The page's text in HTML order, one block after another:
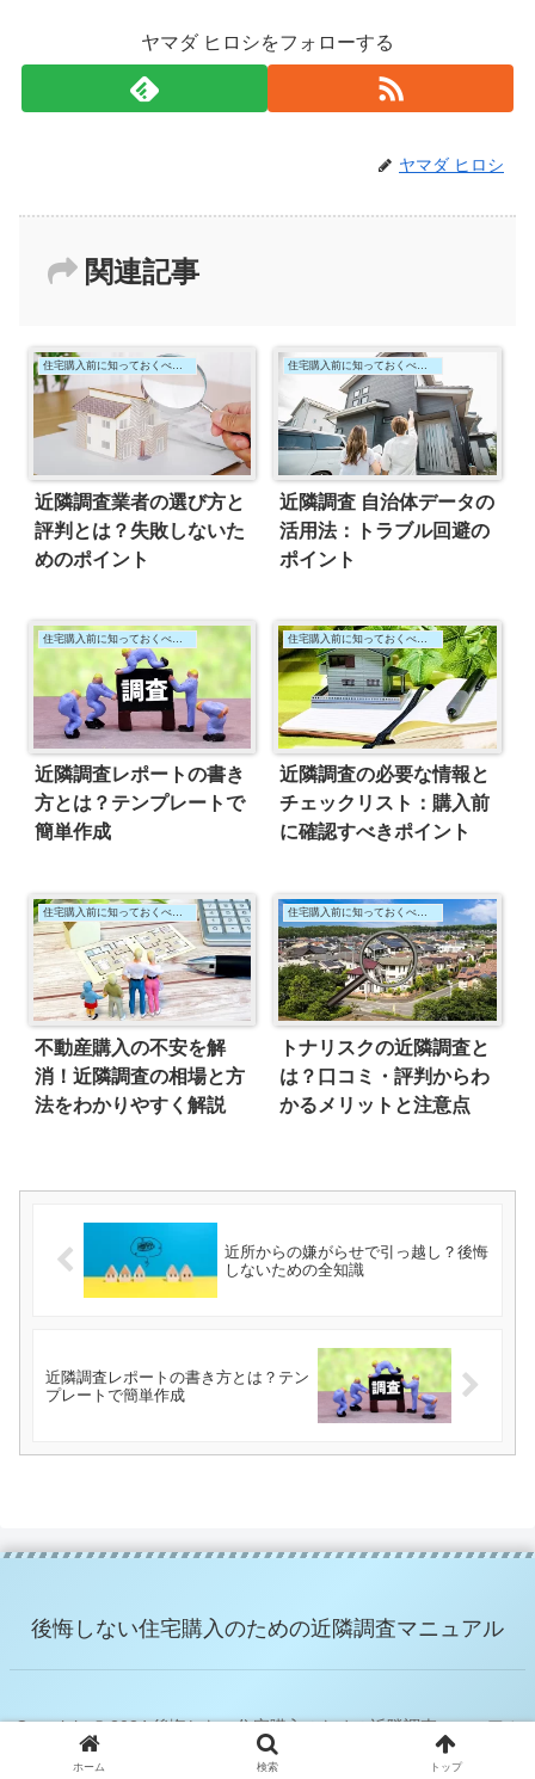
ヤマダ ヒロシをフォローする
ヤマダ ヒロシ
関連記事
住宅購入前に知っておくべきこと
近隣調査業者の選び方と
評判とは？失敗しないた
めのポイント
住宅購入前に知っておくべきこと
近隣調査 自治体データの
活用法：トラブル回避の
ポイント
住宅購入前に知っておくべきこと
近隣調査レポートの書き
方とは？テンプレートで
簡単作成
近隣調査の必要な情報と
チェックリスト：購入前
に確認すべきポイント
住宅購入前に知っておくべきこと
不動産購入の不安を解
消！近隣調査の相場と方
法をわかりやすく解説
トナリスクの近隣調査と
は？口コミ・評判からわ
かるメリットと注意点
近所からの嫌がらせで引っ越し？後悔
しないための全知識
近隣調査レポートの書き方とは？テン
プレートで簡単作成
後悔しない住宅購入のための近隣調査マニュアル
Copyright © 2024 後悔しない住宅購入のための近隣調査マニュアル
All Rights Reserved.
ホーム 検索 トップ